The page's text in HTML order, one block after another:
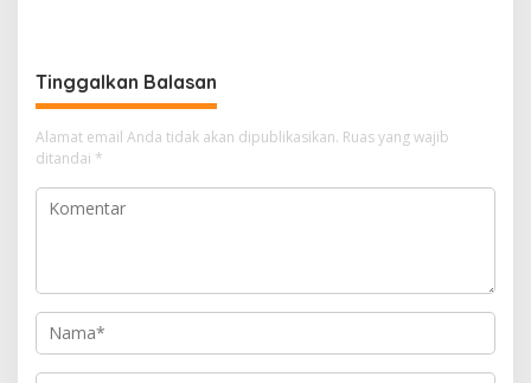
Tinggalkan Balasan
Alamat email Anda tidak akan dipublikasikan. Ruas yang wajib
ditandai *